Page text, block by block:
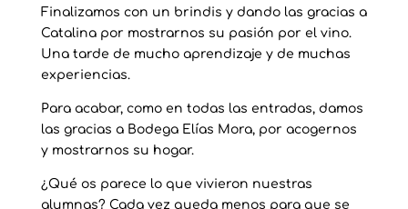
Finalizamos con un brindis y dando las gracias a
Catalina por mostrarnos su pasión por el vino.
Una tarde de mucho aprendizaje y de muchas
experiencias.
Para acabar, como en todas las entradas, damos
las gracias a Bodega Elías Mora, por acogernos
y mostrarnos su hogar.
¿Qué os parece lo que vivieron nuestras
alumnas? Cada vez queda menos para que se